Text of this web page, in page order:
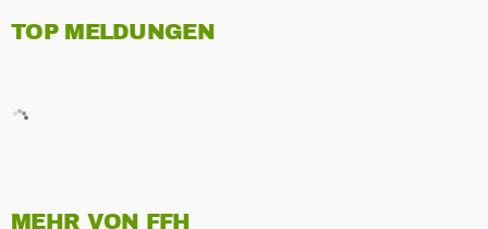
TOP MELDUNGEN
MEHR VON FFH